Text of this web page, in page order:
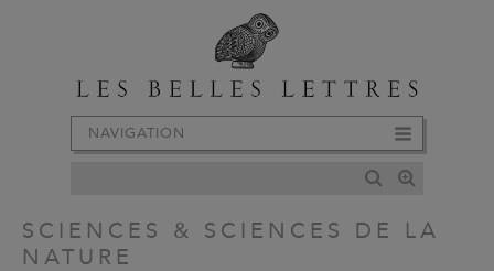
NAVIGATION
SCIENCES & SCIENCES DE LA
NATURE